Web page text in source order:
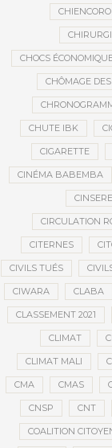
CHOCS
CHÔMAGE
CHUTE IBK
CIGARETTE
CINÉMA BABEMBA
CIRCULATION
CITERNES
CIVILS TUÉS
CIWARA CLABA
CLASSEMENT 2021
CLIMAT
CLIMAT MALI
CMA CMAS
CNSP CNT
COALITION